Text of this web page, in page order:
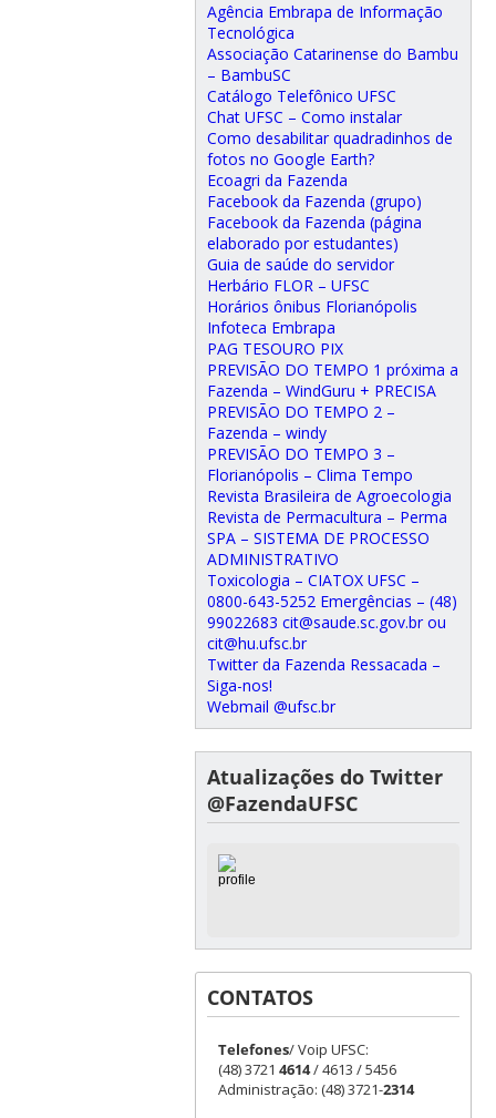
Agência Embrapa de Informação
Tecnológica
Associação Catarinense do Bambu
– BambuSC
Catálogo Telefônico UFSC
Chat UFSC – Como instalar
Como desabilitar quadradinhos de
fotos no Google Earth?
Ecoagri da Fazenda
Facebook da Fazenda (grupo)
Facebook da Fazenda (página
elaborado por estudantes)
Guia de saúde do servidor
Herbário FLOR – UFSC
Horários ônibus Florianópolis
Infoteca Embrapa
PAG TESOURO PIX
PREVISÃO DO TEMPO 1 próxima a
Fazenda – WindGuru + PRECISA
PREVISÃO DO TEMPO 2 –
Fazenda – windy
PREVISÃO DO TEMPO 3 –
Florianópolis – Clima Tempo
Revista Brasileira de Agroecologia
Revista de Permacultura – Perma
SPA – SISTEMA DE PROCESSO
ADMINISTRATIVO
Toxicologia – CIATOX UFSC –
0800-643-5252 Emergências – (48)
99022683 cit@saude.sc.gov.br ou
cit@hu.ufsc.br
Twitter da Fazenda Ressacada –
Siga-nos!
Webmail @ufsc.br
Atualizações do Twitter
@FazendaUFSC
CONTATOS
Telefones/ Voip UFSC:
(48) 3721 4614/ 4613 / 5456
Administração: (48) 3721-2314